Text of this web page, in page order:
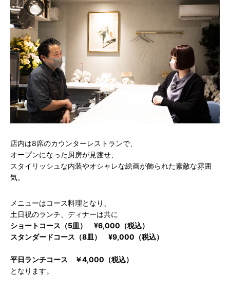
店内は8席のカウンターレストランで、
オープンになった厨房が見渡せ、
スタイリッシュな内装やオシャレな絵画が飾られた素敵な雰囲
気。
メニューはコース料理となり、
土日祝のランチ、ディナーは共に
ショートコース（5皿）
¥6,000（税込）
スタンダードコース（8皿）
¥9,000（税込）
平日ランチコース
￥4,000（税込）
となります。